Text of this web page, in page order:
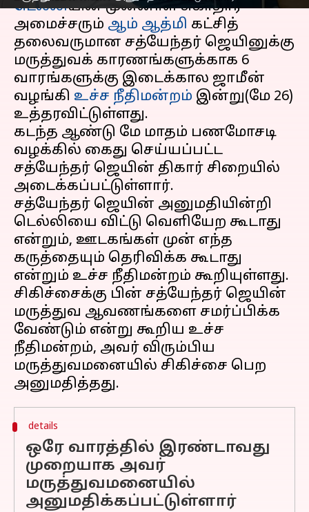
டெல்லியின் முன்னாள் சுகாதார
அமைச்சரும் ஆம் ஆத்மி கட்சித்
தலைவருமான சத்யேந்தர் ஜெயினுக்கு
மருத்துவக் காரணங்களுக்காக 6
வாரங்களுக்கு இடைக்கால ஜாமீன்
வழங்கி உச்ச நீதிமன்றம் இன்று(மே 26)
உத்தரவிட்டுள்ளது.
கடந்த ஆண்டு மே மாதம் பணமோசடி
வழக்கில் கைது செய்யப்பட்ட
சத்யேந்தர் ஜெயின் திகார் சிறையில்
அடைக்கப்பட்டுள்ளார்.
சத்யேந்தர் ஜெயின் அனுமதியின்றி
டெல்லியை விட்டு வெளியேற கூடாது
என்றும், ஊடகங்கள் முன் எந்த
கருத்தையும் தெரிவிக்க கூடாது
என்றும் உச்ச நீதிமன்றம் கூறியுள்ளது.
சிகிச்சைக்கு பின் சத்யேந்தர் ஜெயின்
மருத்துவ ஆவணங்களை சமர்ப்பிக்க
வேண்டும் என்று கூறிய உச்ச
நீதிமன்றம், அவர் விரும்பிய
மருத்துவமனையில் சிகிச்சை பெற
details
ஒரே வாரத்தில் இரண்டாவது
முறையாக அவர்
மருத்துவமனையில்
அனுமதிக்கப்பட்டுள்ளார்